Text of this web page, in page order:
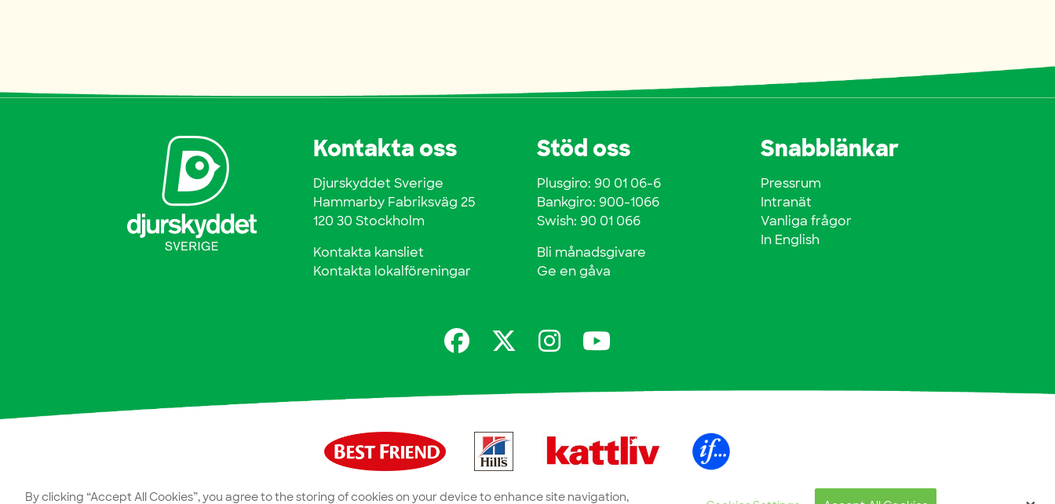
Kontakta oss
Djurskyddet Sverige
Hammarby Fabriksväg 25
120 30 Stockholm
Kontakta kansliet
Kontakta lokalföreningar
Stöd oss
Plusgiro: 90 01 06-6
Bankgiro: 900-1066
Swish: 90 01 066
Bli månadsgivare
Ge en gåva
Snabblänkar
Pressrum
Intranät
Vanliga frågor
In English
By clicking “Accept All Cookies”, you agree to the storing of cookies on your device to enhance site navigation,